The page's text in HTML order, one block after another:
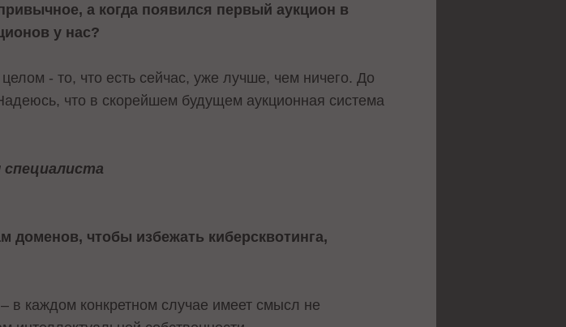
а когда появился первый аукцион в
у нас?
- то, что есть сейчас, уже лучше, чем ничего. До
что в скорейшем будущем аукционная система
доменов, чтобы избежать киберсквотинга,
в каждом конкретном случае имеет смысл не